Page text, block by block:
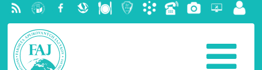
RSS EU v
Bratislave
FacebookSlovenskáStravovanie
ŠtudentskýAkademický
TelefónnyFotogaléria
Helpdesk